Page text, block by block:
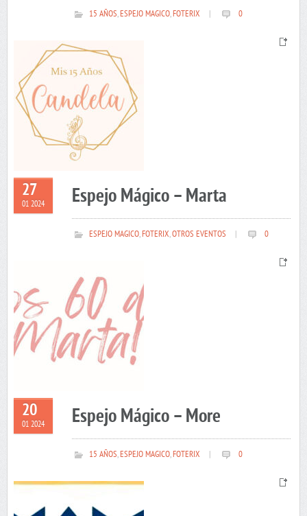
15 AÑOS,ESPEJO MAGICO,FOTERIX 0
27
01 2024 Espejo Mágico – Marta
ESPEJO MAGICO,FOTERIX,OTROS EVENTOS 0
20
01 2024 Espejo Mágico – More
15 AÑOS,ESPEJO MAGICO,FOTERIX 0